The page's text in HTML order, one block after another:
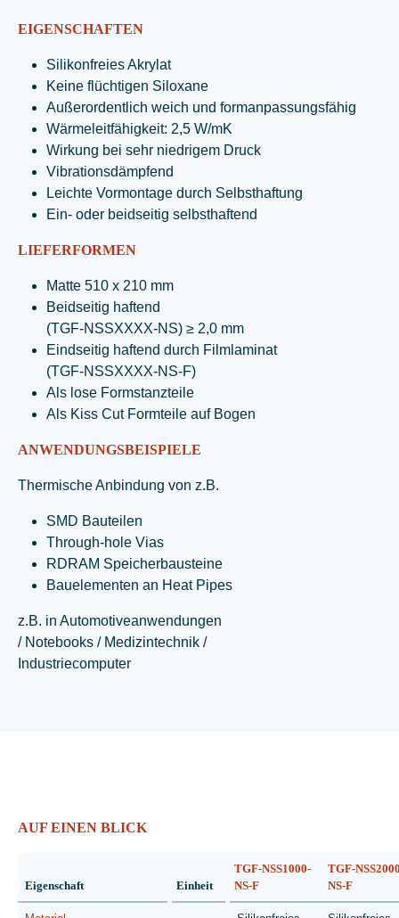
EIGENSCHAFTEN
Silikonfreies Akrylat
Keine flüchtigen Siloxane
Außerordentlich weich und formanpassungsfähig
Wärmeleitfähigkeit: 2,5 W/mK
Wirkung bei sehr niedrigem Druck
Vibrationsdämpfend
Leichte Vormontage durch Selbsthaftung
Ein- oder beidseitig selbsthaftend
LIEFERFORMEN
Matte 510 x 210 mm
Beidseitig haftend
(TGF-NSSXXXX-NS) ≥ 2,0 mm
Eindseitig haftend durch Filmlaminat
(TGF-NSSXXXX-NS-F)
Als lose Formstanzteile
Als Kiss Cut Formteile auf Bogen
ANWENDUNGSBEISPIELE
Thermische Anbindung von z.B.
SMD Bauteilen
Through-hole Vias
RDRAM Speicherbausteine
Bauelementen an Heat Pipes
z.B. in Automotiveanwendungen
/ Notebooks / Medizintechnik /
Industriecomputer
AUF EINEN BLICK
Eigenschaft Einheit
TGF-NSS1000-
NS-F
TGF-
NS-F